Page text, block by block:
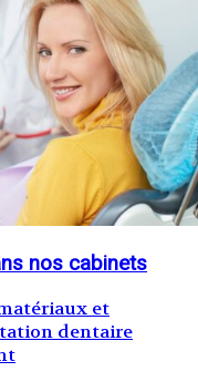
nos cabinets
et
dentaire